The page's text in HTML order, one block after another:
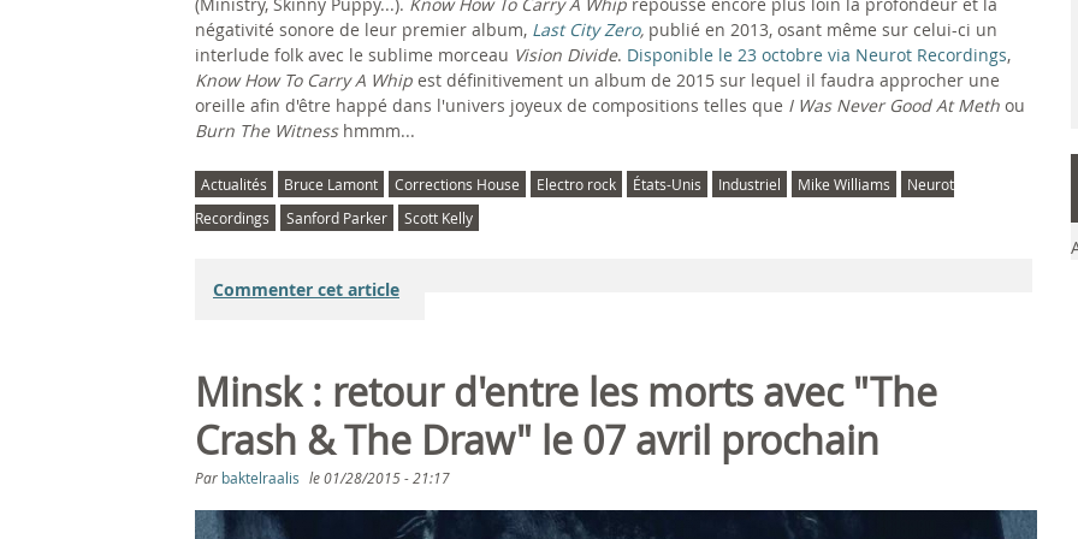
négativité sonore de leur premier album, Last City Zero, publié en 2013, osant même sur celui-ci un
interlude folk avec le sublime morceau Vision Divide. Disponible le 23 octobre via Neurot Recordings,
Know How To Carry A Whip est définitivement un album de 2015 sur lequel il faudra approcher une
oreille afin d'être happé dans l'univers joyeux de compositions telles que I Was Never Good At Meth ou
Burn The Witnesshmmm...
Actualités Bruce Lamont Corrections House Electro rock États-Unis Industriel Mike Williams
Neurot
Recordings
Sanford Parker Scott Kelly
Commenter cet article
Minsk : retour d'entre les morts avec "The
Crash & The Draw" le 07 avril prochain
Par baktelraalis le01/28/2015 - 21:17